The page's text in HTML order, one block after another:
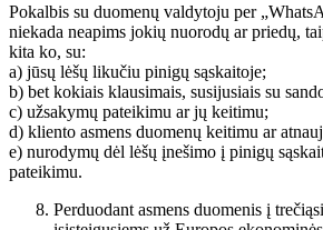
Pokalbis su duomenų valdytoju per
niekada neapims jokių nuorodų ar priedų,
kita ko, su:
a) jūsų lėšų likučiu pinigų sąskaitoje;
b) bet kokiais klausimais, susijusiais su
c) užsakymų pateikimu ar jų keitimu;
d) kliento asmens duomenų keitimu ar
e) nurodymų dėl lėšų įnešimo į pinigų
pateikimu.
Perduodant asmens duomenis į